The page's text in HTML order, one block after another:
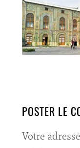
POSTER LE
Votre